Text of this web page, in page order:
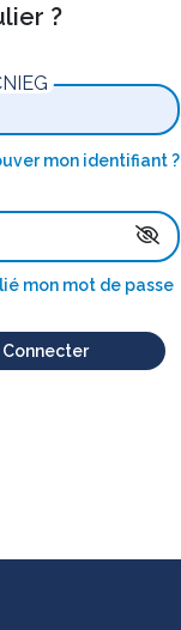
?
mon identifiant ?
mon mot de passe
Connecter